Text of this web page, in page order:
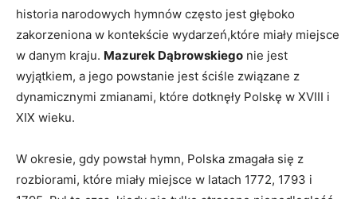
historia‍ narodowych hymnów często jest głęboko
zakorzeniona w kontekście wydarzeń,które miały miejsce⁤
w danym kraju. Mazurek Dąbrowskiego nie jest
wyjątkiem, a jego powstanie jest‌ ściśle związane z
dynamicznymi zmianami, które dotknęły Polskę w XVIII i ​
XIX ⁣wieku.
W‌ okresie, gdy powstał hymn, Polska zmagała się ‌z
rozbiorami, które miały miejsce w latach 1772, 1793 ​i